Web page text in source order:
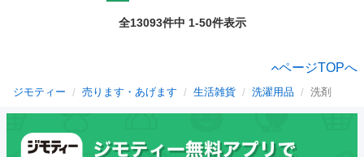
全13093件中 1-50件表示
ページTOPへ
ジモティー 売ります・あげます 生活雑貨 洗濯用品 洗剤